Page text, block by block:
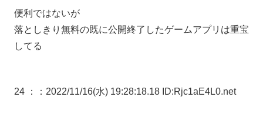
便利ではないが
落としきり無料の既に公開終了したゲームアプリは重宝
してる
24 ： ：2022/11/16(水) 19:28:18.18 ID:Rjc1aE4L0.net